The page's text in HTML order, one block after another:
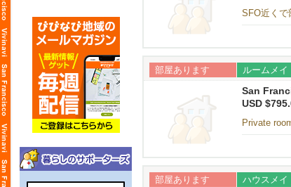
SFO近くで
部屋あります ルームメイ
San
USD
Private
部屋あります ハウスメイ